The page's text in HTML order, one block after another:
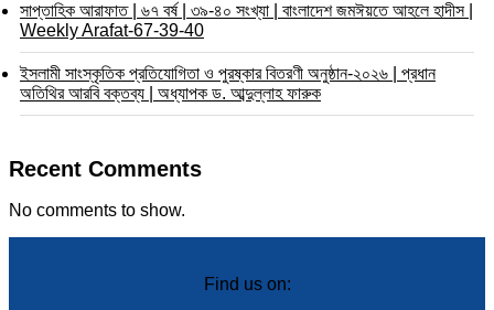
সাপ্তাহিক আরাফাত | ৬৭ বর্ষ | ৩৯-৪০ সংখ্যা | বাংলাদেশ জমঈয়তে আহলে হাদীস |
Weekly Arafat-67-39-40
ইসলামী সাংস্কৃতিক প্রতিযোগিতা ও পুরষ্কার বিতরণী অনুষ্ঠান-২০২৬ | প্রধান
অতিথির আরবি বক্তব্য | অধ্যাপক ড. আব্দুল্লাহ ফারুক
Recent Comments
No comments to show.
Find us on: